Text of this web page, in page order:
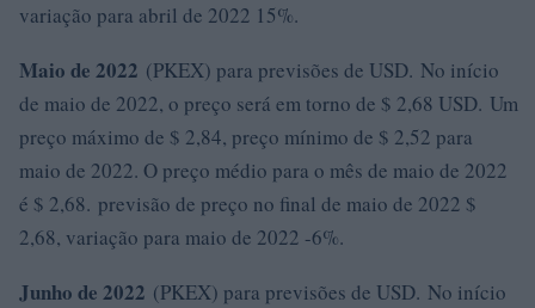
variação para abril de 2022 15%.
Maio de 2022 (PKEX) para previsões de USD. No início
de maio de 2022, o preço será em torno de $ 2,68 USD. Um
preço máximo de $ 2,84, preço mínimo de $ 2,52 para
maio de 2022. O preço médio para o mês de maio de 2022
é $ 2,68. previsão de preço no final de maio de 2022 $
2,68, variação para maio de 2022 -6%.
Junho de 2022 (PKEX) para previsões de USD. No início